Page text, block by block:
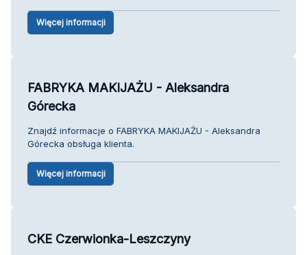
Więcej informacji
FABRYKA MAKIJAŻU - Aleksandra
Górecka
Znajdź informacje o FABRYKA MAKIJAŻU - Aleksandra
Górecka obsługa klienta.
Więcej informacji
CKE Czerwionka-Leszczyny